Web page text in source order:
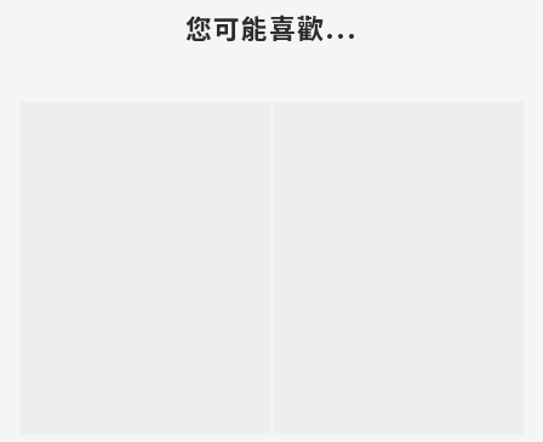
您可能喜歡...